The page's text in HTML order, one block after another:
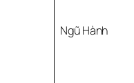
Ngũ Hành